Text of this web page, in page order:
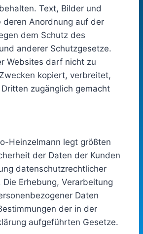
Text, Bilder und
deren Anordnung auf der
dem Schutz des
anderer Schutzgesetze.
Websites darf nicht zu
kopiert, verbreitet,
zugänglich gemacht
Heinzelmann legt größten
der Daten der Kunden
datenschutzrechtlicher
Die Erhebung, Verarbeitung
Daten
der in der
aufgeführten Gesetze.